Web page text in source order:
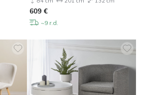
609 €
~9 r.d.